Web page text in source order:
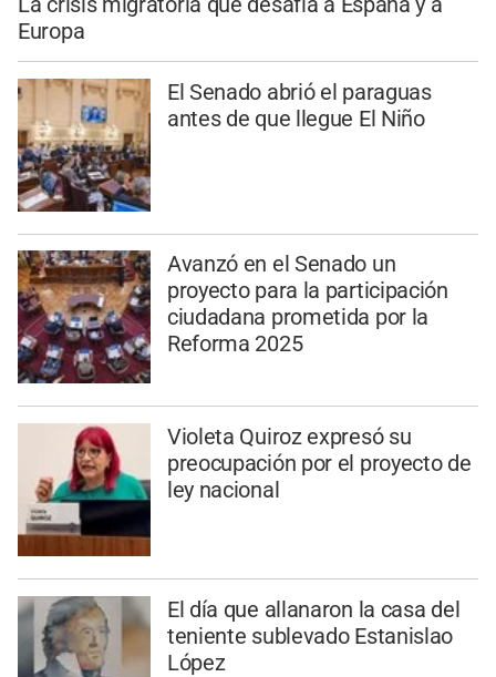
Europa
El Senado abrió el paraguas
antes de que llegue El Niño
Avanzó en el Senado un
proyecto para la participación
ciudadana prometida por la
Reforma 2025
Violeta Quiroz expresó su
preocupación por el proyecto de
ley nacional
El día que allanaron la casa del
teniente sublevado Estanislao
López